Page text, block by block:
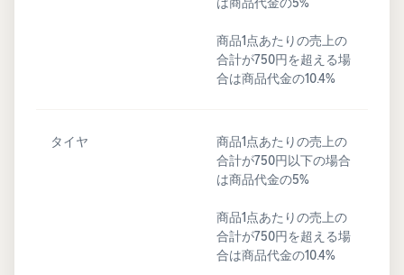
商品1点あたりの売上の
合計が750円を超える場
合は商品代金の10.4%
タイヤ
商品1点あたりの売上の
合計が750円以下の場合
は商品代金の5%
商品1点あたりの売上の
合計が750円を超える場
合は商品代金の10.4%